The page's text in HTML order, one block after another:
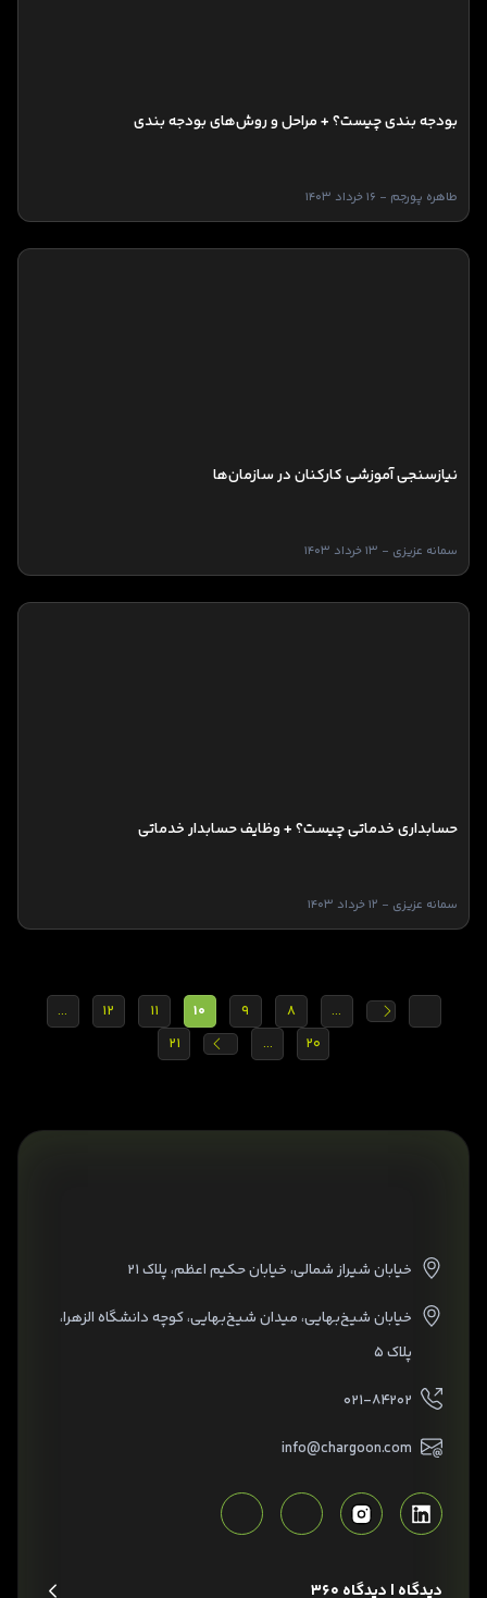
بودجه بندی چیست؟ + مراحل و روش‌های بودجه بندی
طاهره پورجم - 16 خرداد 1403
نیازسنجی آموزشی کارکنان در سازمان‌ها
سمانه عزیزی - 13 خرداد 1403
حسابداری خدماتی چیست؟ + وظایف حسابدار خدماتی
سمانه عزیزی - 12 خرداد 1403
...
8
9
10
11
12
...
20
...
21
خیابان شیراز شمالی، خیابان حکیم اعظم، پلاک ۲۱
خیابان شیخ‌بهایی، میدان شیخ‌بهایی، کوچه دانشگاه الزهرا،
پلاک ۵
۰۲۱-۸۴۲۰۲
info@chargoon.com
دیدگاه | دیدگاه 360